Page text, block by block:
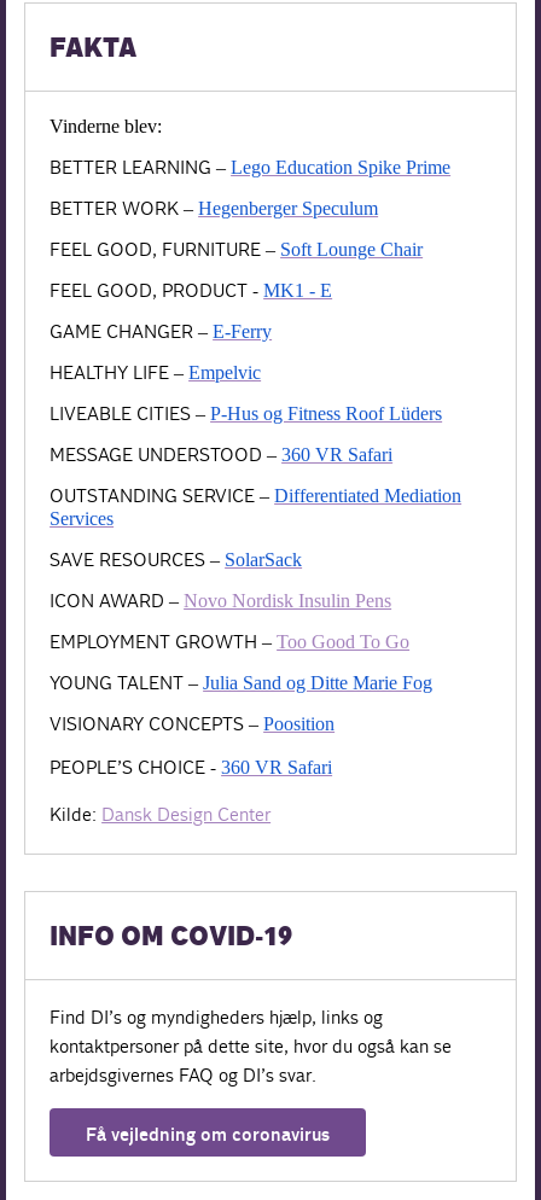
FAKTA
Vinderne blev:
BETTER LEARNING–Lego Education Spike Prime
BETTER WORK–Hegenberger Speculum
FEEL GOOD, FURNITURE– Soft Lounge Chair
FEEL GOOD, PRODUCT -MK1 - E
GAME CHANGER–E-Ferry
HEALTHY LIFE–Empelvic
LIVEABLE CITIES–P-Hus og Fitness Roof Lüders
MESSAGE UNDERSTOOD–360 VR Safari
OUTSTANDING SERVICE–Differentiated Mediation
Services
SAVE RESOURCES– SolarSack
ICON AWARD–Novo Nordisk Insulin Pens
EMPLOYMENT GROWTH–Too Good To Go
YOUNG TALENT–Julia Sand og Ditte Marie Fog
VISIONARY CONCEPTS–Poosition
PEOPLE’S CHOICE -360 VR Safari
Kilde: Dansk Design Center
INFO OM COVID-19
Find DI’s og myndigheders hjælp, links og
kontaktpersoner på dette site, hvor du også kan se
arbejdsgivernes FAQ og DI’s svar.
Få vejledning om coronavirus